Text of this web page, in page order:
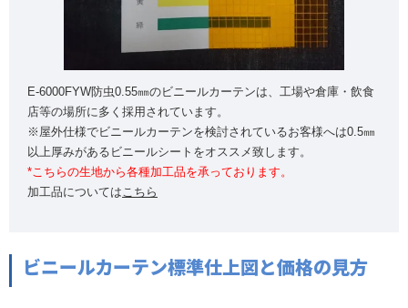
E-6000FYW防虫0.55㎜のビニールカーテンは、工場や倉庫・飲食
店等の場所に多く採用されています。
※屋外仕様でビニールカーテンを検討されているお客様へは0.5㎜
以上厚みがあるビニールシートをオススメ致します。
*こちらの生地から各種加工品を承っております。
加工品についてはこちら
ビニールカーテン標準仕上図と価格の見方